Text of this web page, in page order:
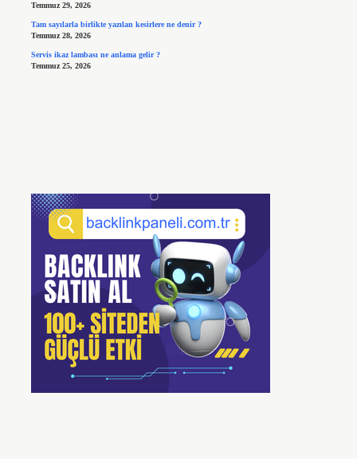
Temmuz 29, 2026
Tam sayılarla birlikte yazılan kesirlere ne denir ?
Temmuz 28, 2026
Servis ikaz lambası ne anlama gelir ?
Temmuz 25, 2026